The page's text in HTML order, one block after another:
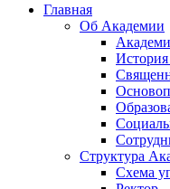
Главная
Об Академии
Структура
Схема